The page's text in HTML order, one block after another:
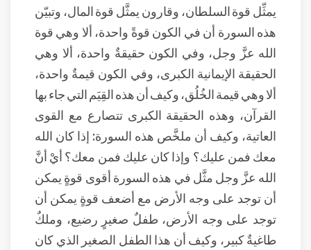
يمثِّل قوة السلطان، وقارون يمثَّل قوة المال، وتبيّن
هذه السورة أن في الكون قوةً واحدة، ألا وهي قوة
الله عزَّ وجل، وفي الكون حقيقةٌ واحدة، ألا وهي
الحقيقة الإيمانية الكبرى، وفي الكون قيمةٌ واحدة،
ألا وهي قيمة الخُلُق، وكيف أن هذه القِيَم التي جاء بها
القرآن، وهذه الحقيقة الكبرى تتصارع مع القوى
العاتية، وكيف أن ملخَّص هذه السورة: إذا كان الله
معك فمن عليك؟ وإذا كان عليك فمن معك؟ أيْ أنَّ
الله عزَّ وجل مثَّل في هذه السورة أقوى قوةٍ يمكن
أن توجد على وجه الأرض مع أضعف قوةٍ يمكن أن
توجد على وجه الأرض، طفلٌ صغيرٍ رضيع، وملكٌ
طاغيةٌ كبير، وكيف أن هذا الطفل الصغير الذي كان